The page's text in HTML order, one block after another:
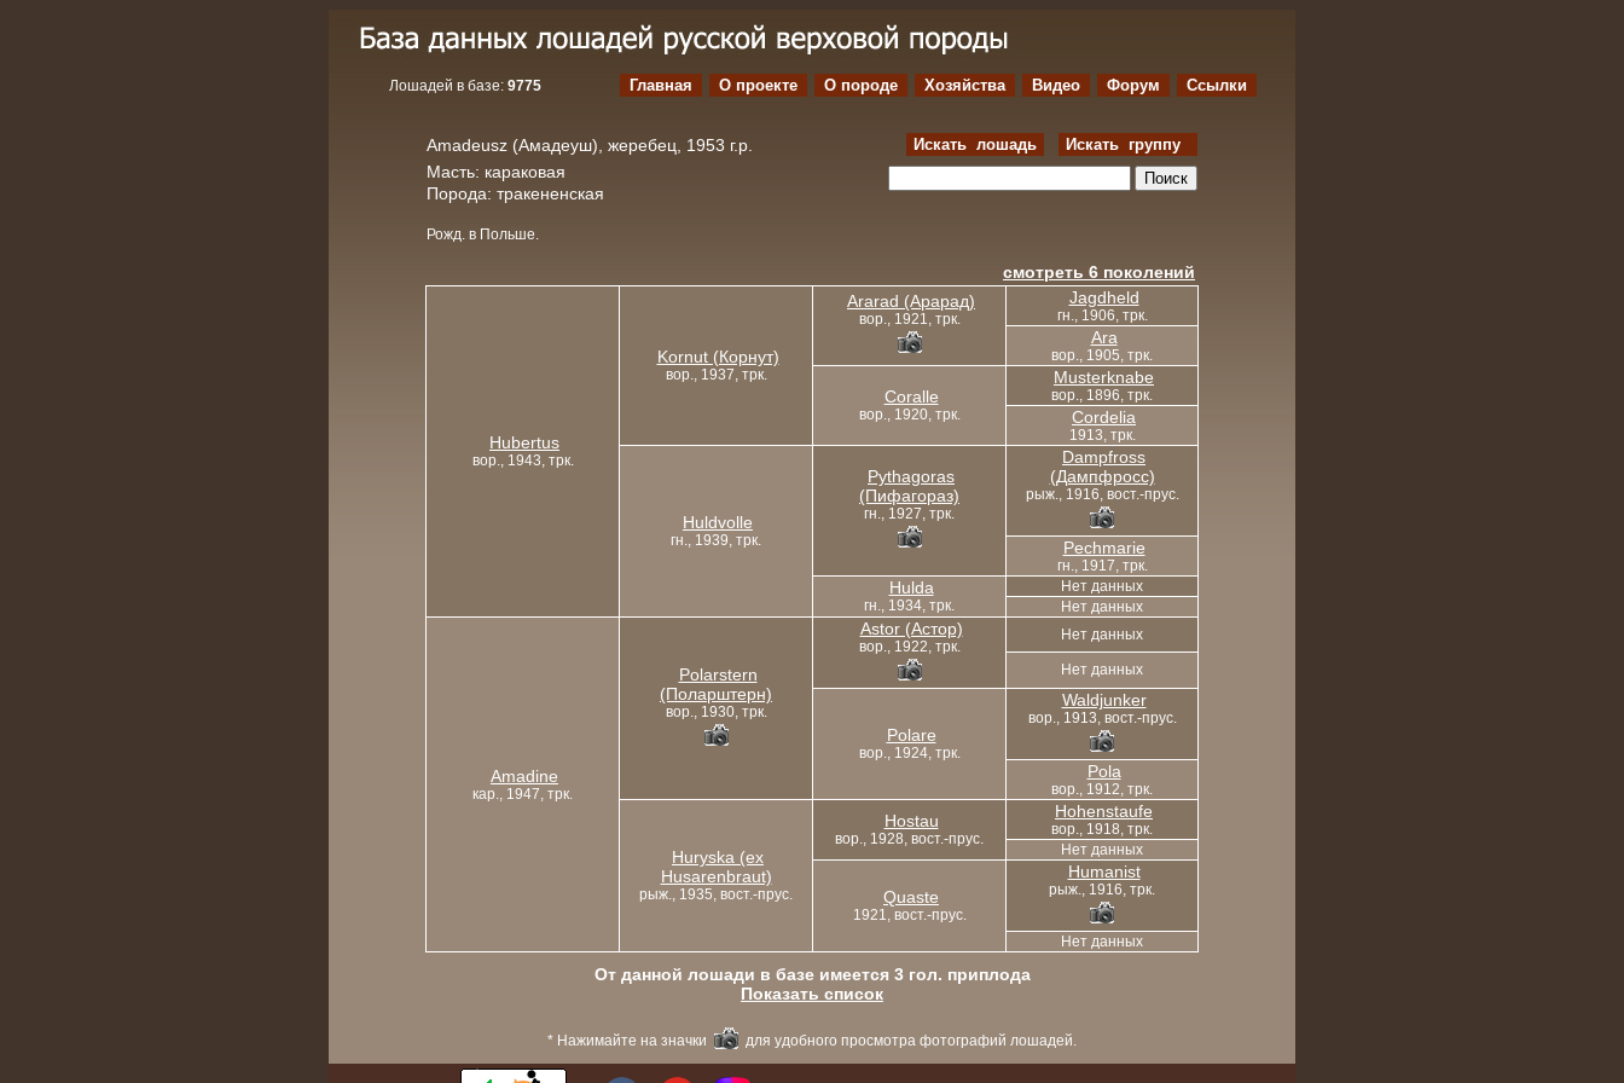
Лошадей в базе: 9775 Главная О проекте O породе Хозяйства Видео Форум Ссылки
Amadeusz (Амадеуш), жеребец, 1953 г.р. Искать лошадь Искать группу
Масть: караковая
Порода: тракененская
Рожд. в Польше.
смотреть 6 поколений
Hubertus
вор., 1943, трк.
Kornut (Корнут)
вор., 1937, трк.
Ararad (Арарад)
вор., 1921, трк.
Jagdheld
гн., 1906, трк.
Ara
вор., 1905, трк.
Coralle
вор., 1920, трк.
Musterknabe
вор., 1896, трк.
Cordelia
1913, трк.
Huldvolle
гн., 1939, трк.
Pythagoras
(Пифагораз)
гн., 1927, трк.
Dampfross
(Дампфросс)
рыж., 1916, вост.-прус.
Pechmarie
гн., 1917, трк.
Hulda
гн., 1934, трк.
Нет данных
Нет данных
Amadine
кар., 1947, трк.
Polarstern
(Поларштерн)
вор., 1930, трк.
Astor (Астор)
вор., 1922, трк.
Нет данных
Нет данных
Polare
вор., 1924, трк.
Waldjunker
вор., 1913, вост.-прус.
Pola
вор., 1912, трк.
Huryska (ex
Husarenbraut)
рыж., 1935, вост.-прус.
Hostau
вор., 1928, вост.-прус.
Hohenstaufe
вор., 1918, трк.
Нет данных
Quaste
1921, вост.-прус.
Humanist
рыж., 1916, трк.
Нет данных
От данной лошади в базе имеется 3 гол. приплода
Показать список
* Нажимайте на значки для удобного просмотра фотографий лошадей.